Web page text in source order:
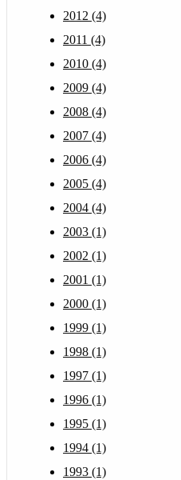
2012 (4)
2011 (4)
2010 (4)
2009 (4)
2008 (4)
2007 (4)
2006 (4)
2005 (4)
2004 (4)
2003 (1)
2002 (1)
2001 (1)
2000 (1)
1999 (1)
1998 (1)
1997 (1)
1996 (1)
1995 (1)
1994 (1)
1993 (1)